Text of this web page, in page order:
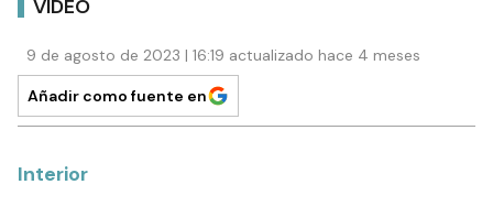
VIDEO
9 de agosto de 2023 | 16:19 actualizado hace 4 meses
Añadir como fuente en
Interior